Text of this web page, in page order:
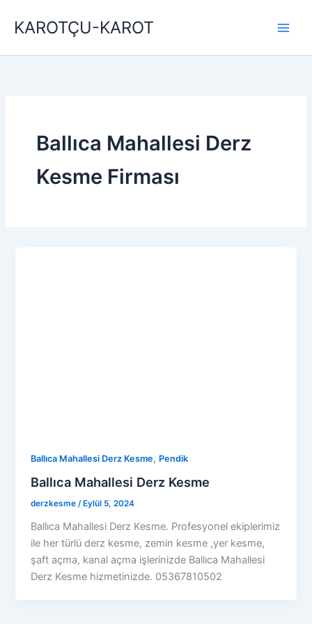
atlaKAROTÇU-KAROT
Ballıca Mahallesi Derz
Kesme Firması
Ballıca Mahallesi Derz Kesme, Pendik
Ballıca Mahallesi Derz Kesme
derzkesme/ Eylül 5, 2024
Ballıca Mahallesi Derz Kesme. Profesyonel ekiplerimiz
ile her türlü derz kesme, zemin kesme ,yer kesme,
şaft açma, kanal açma işlerinizde Ballıca Mahallesi
Derz Kesme hizmetinizde. 05367810502